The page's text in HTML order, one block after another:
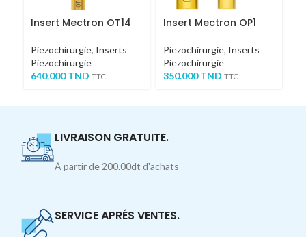
Insert Mectron OT14
Piezochirurgie, Inserts
Piezochirurgie
640.000TND TTC
Insert Mectron OP1
Piezochirurgie, Inserts
Piezochirurgie
350.000TND TTC
LIVRAISON GRATUITE.
À partir de 200.00dt d'achats
SERVICE APRÉS VENTES.